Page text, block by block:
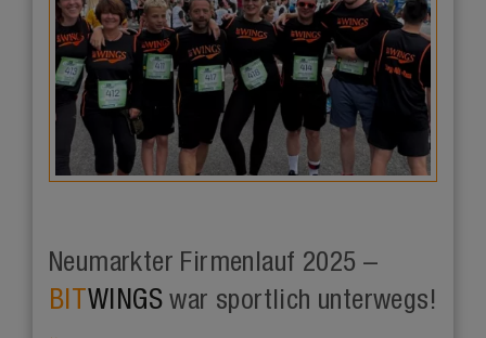
Neumarkter Firmenlauf 2025 –
BIT WINGSwar sportlich unterwegs!